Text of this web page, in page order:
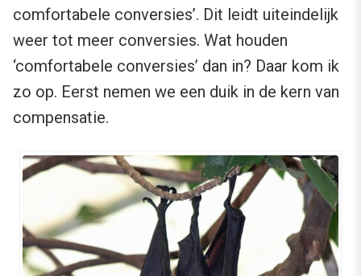
comfortabele conversies’. Dit leidt uiteindelijk
weer tot meer conversies. Wat houden
‘comfortabele conversies’ dan in? Daar kom ik
zo op. Eerst nemen we een duik in de kern van
compensatie.